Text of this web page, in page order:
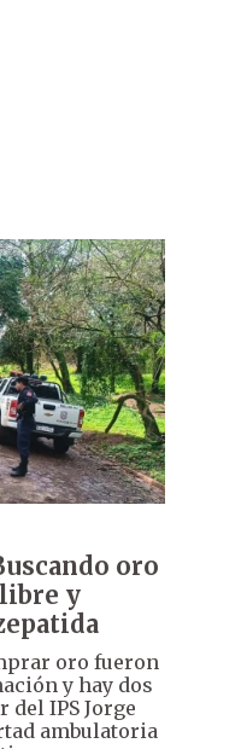
oro
y
oro fueron
y hay dos
IPS Jorge
ambulatoria